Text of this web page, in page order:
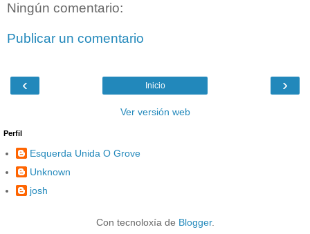
Ningún comentario:
Publicar un comentario
‹ ›
Inicio
Ver versión web
Perfil
Esquerda Unida O Grove
Unknown
josh
Con tecnoloxía de Blogger.